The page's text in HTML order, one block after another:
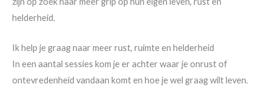
helderheid.
Ik help je graag naar meer rust, ruimte en helderheid
In een aantal sessies kom je er achter waar je onrust of
ontevredenheid vandaan komt en hoe je wel graag wilt leven.